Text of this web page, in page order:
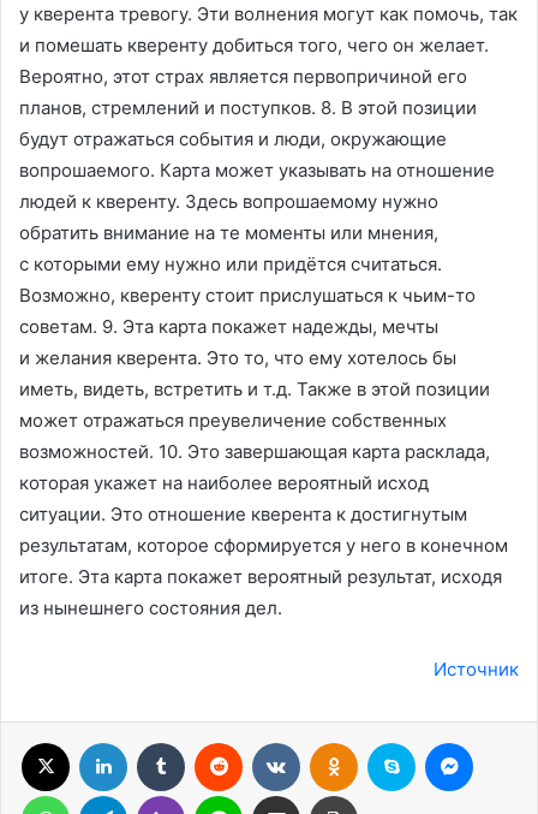
у кверента тревогу. Эти волнения могут как помочь, так
и помешать кверенту добиться того, чего он желает.
Вероятно, этот страх является первопричиной его
планов, стремлений и поступков. 8. В этой позиции
будут отражаться события и люди, окружающие
вопрошаемого. Карта может указывать на отношение
людей к кверенту. Здесь вопрошаемому нужно
обратить внимание на те моменты или мнения,
с которыми ему нужно или придётся считаться.
Возможно, кверенту стоит прислушаться к чьим-то
советам. 9. Эта карта покажет надежды, мечты
и желания кверента. Это то, что ему хотелось бы
иметь, видеть, встретить и т.д. Также в этой позиции
может отражаться преувеличение собственных
возможностей. 10. Это завершающая карта расклада,
которая укажет на наиболее вероятный исход
ситуации. Это отношение кверента к достигнутым
результатам, которое сформируется у него в конечном
итоге. Эта карта покажет вероятный результат, исходя
из нынешнего состояния дел.
Источник